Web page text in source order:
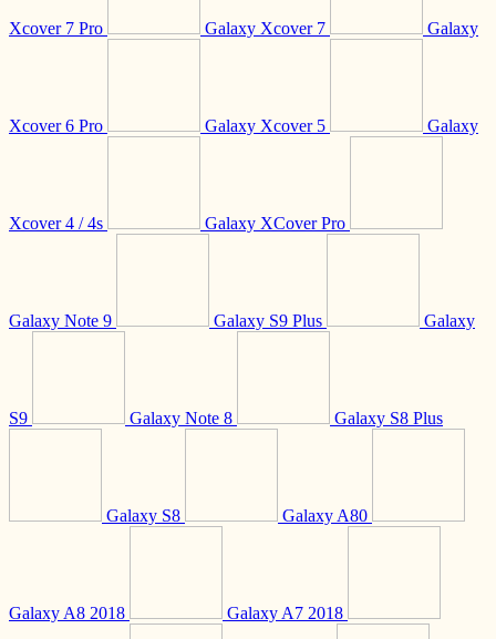
Xcover 7 Pro Galaxy Xcover 7 Galaxy
Xcover 6 Pro Galaxy Xcover 5 Galaxy
Xcover 4 / 4s Galaxy XCover Pro
Galaxy Note 9 Galaxy S9 Plus Galaxy
S9 Galaxy Note 8 Galaxy S8 Plus
Galaxy S8 Galaxy A80
Galaxy A8 2018 Galaxy A7 2018